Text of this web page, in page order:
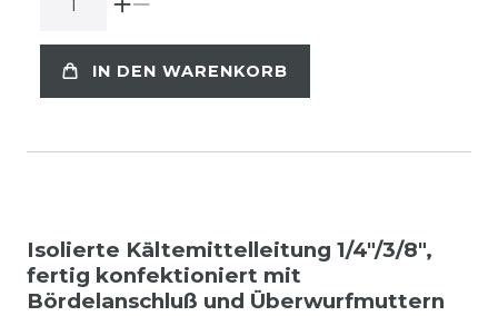
IN DEN WARENKORB
Isolierte Kältemittelleitung 1/4"/3/8",
fertig konfektioniert mit
Bördelanschluß und Überwurfmuttern